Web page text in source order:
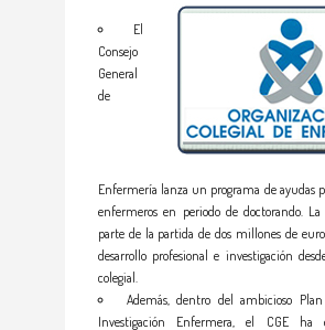
El
Consejo
General
de
Enfermería lanza un programa de ayudas
enfermeros en periodo de doctorando.
parte de la partida de dos millones de
desarrollo profesional e investigación
colegial.
Además, dentro del ambicioso
Investigación Enfermera, el CGE ha